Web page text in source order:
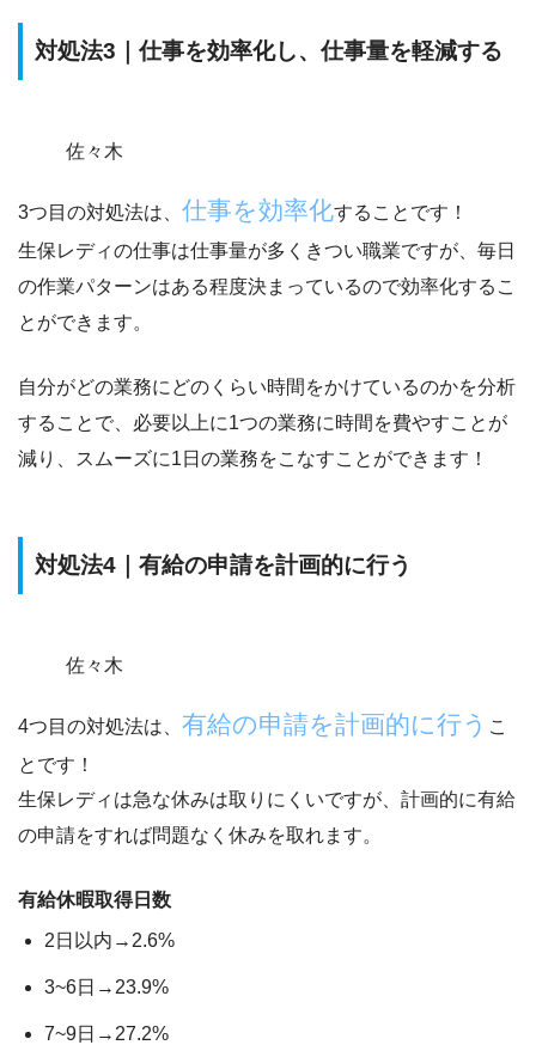
対処法3｜仕事を効率化し、仕事量を軽減する
佐々木
3つ目の対処法は、 仕事を効率化することです！
生保レディの仕事は仕事量が多くきつい職業ですが、毎日
の作業パターンはある程度決まっているので効率化するこ
とができます。
自分がどの業務にどのくらい時間をかけているのかを分析
することで、必要以上に1つの業務に時間を費やすことが
減り、スムーズに1日の業務をこなすことができます！
対処法4｜有給の申請を計画的に行う
佐々木
4つ目の対処法は、 有給の申請を計画的に行う こ
とです！
生保レディは急な休みは取りにくいですが、 計画的に有給
の申請をすれば問題なく休みを取れます。
有給休暇取得日数
2日以内→2.6%
3~6日→ 23.9%
7~9日→ 27.2%